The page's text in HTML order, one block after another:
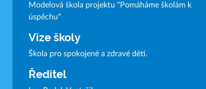
Modelová škola projektu "Pomáháme školám k
úspěchu"
Vize školy
Škola pro spokojené a zdravé děti.
Ředitel